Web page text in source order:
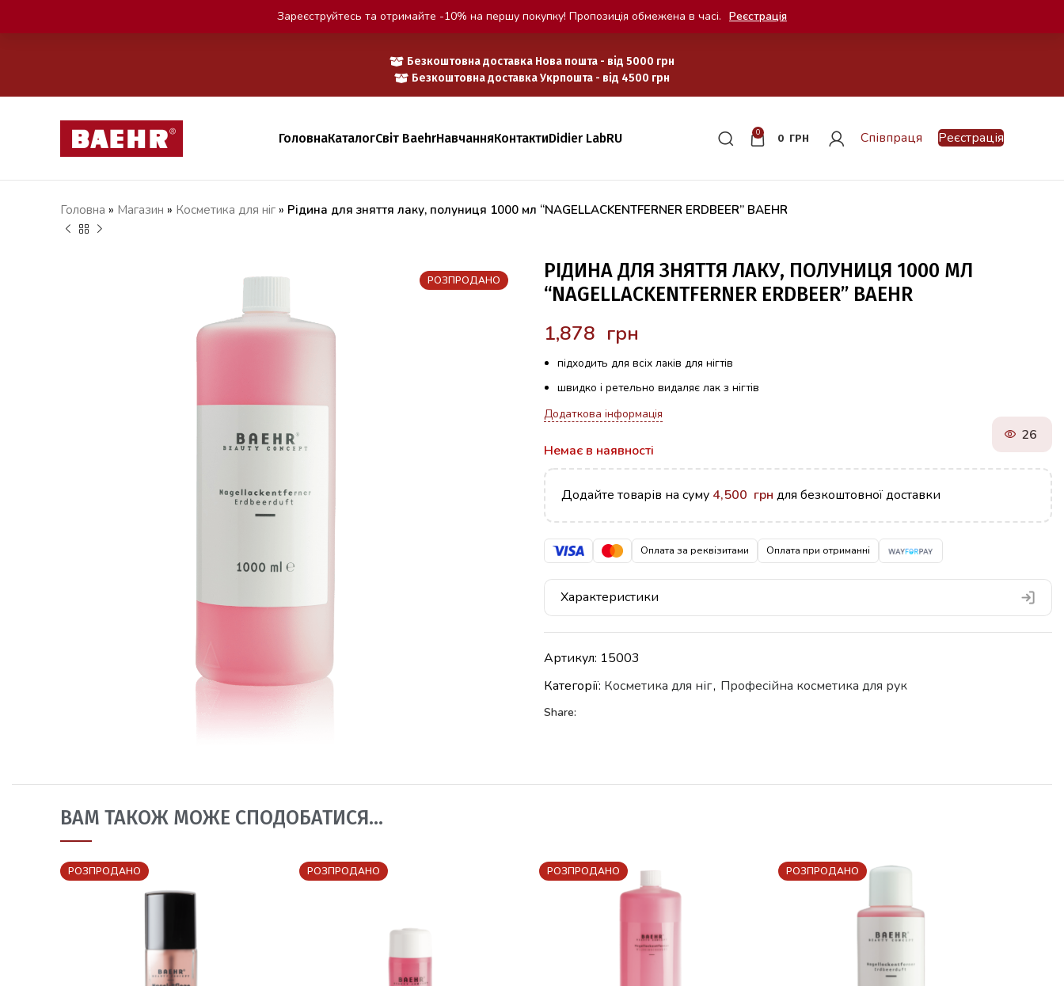
Безкоштовна доставка Нова пошта - від 5000 грн
Безкоштовна доставка Укрпошта - від 4500 грн
ГоловнаКаталогСвіт BaehrНавчанняКонтактиDidier LabRU 0
0 ГРН Співпраця Реєстрація
Головна » Магазин » Косметика для ніг » Рідина для зняття лаку, полуниця 1000 мл “NAGELLACKENTFERNER ERDBEER” BAEHR
РОЗПРОДАНО
РІДИНА ДЛЯ ЗНЯТТЯ ЛАКУ, ПОЛУНИЦЯ 1000 МЛ
“NAGELLACKENTFERNER ERDBEER” BAEHR
грн
підходить для всіх лаків для нігтів
швидко і ретельно видаляє лак з нігтів
Додаткова інформація
Немає в наявності
26
Додайте товарів на суму 4,500 грн для безкоштовної доставки
Оплата за реквізитами Оплата при отриманні
Характеристики
Артикул: 15003
Категорії: Косметика для ніг, Професійна косметика для рук
Share:
ВАМ ТАКОЖ МОЖЕ СПОДОБАТИСЯ…
РОЗПРОДАНО РОЗПРОДАНО РОЗПРОДАНО РОЗПРОДАНО
Зареєструйтесь та отримайте -10% на першу покупку! Пропозиція обмежена в часі. Реєстрація